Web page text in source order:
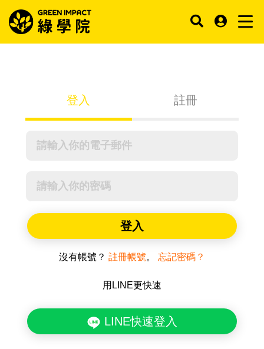
登入 註冊
登入
沒有帳號？ 註冊帳號。 忘記密碼？
用LINE更快速
LINE快速登入